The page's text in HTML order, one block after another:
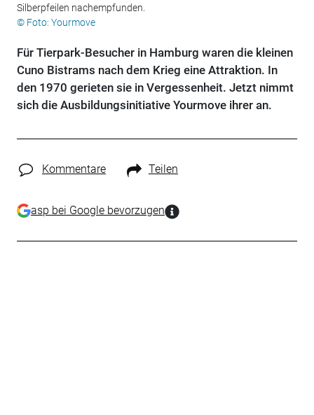
Silberpfeilen nachempfunden.
© Foto: Yourmove
Für Tierpark-Besucher in Hamburg waren die kleinen
Cuno Bistrams nach dem Krieg eine Attraktion. In
den 1970 gerieten sie in Vergessenheit. Jetzt nimmt
sich die Ausbildungsinitiative Yourmove ihrer an.
Kommentare Teilen
asp bei Google bevorzugen